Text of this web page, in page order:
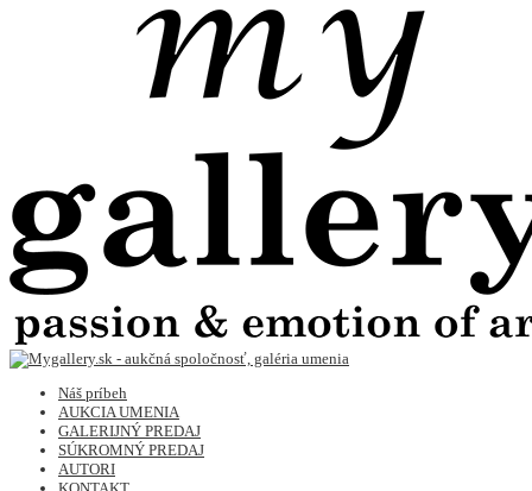
Náš príbeh
AUKCIA UMENIA
GALERIJNÝ PREDAJ
SÚKROMNÝ PREDAJ
AUTORI